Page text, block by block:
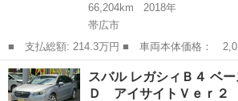
66,204km
2018年
帯広市
■ 支払総額: 214.3万円 ■ 車両本体価格： 2,023,000 円 ■ メーカ
ー名： スバル ■ 車種名： フォレスター ■
ブレイク ４ＷＤ 純正ＳＤナビ バックカメ
クノロジ...
北海道 帯広市 フォレスター
スバル レガシィＢ４ ベ
Ｄ アイサイトＶｅｒ